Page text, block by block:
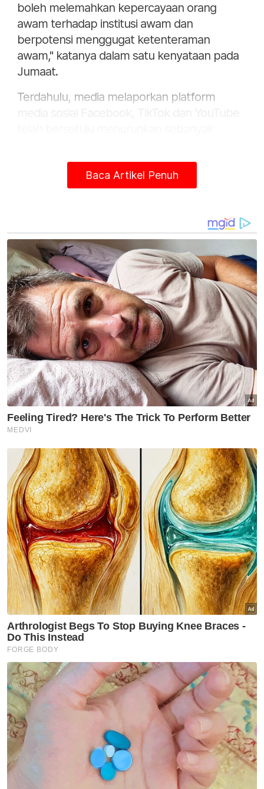
boleh melemahkan kepercayaan orang
awam terhadap institusi awam dan
berpotensi menggugat ketenteraman
awam," katanya dalam satu kenyataan pada
Jumaat.
Terdahulu, media melaporkan platform
perjudian, penipuan dalam talian, buli siber
serta penyebaran berita palsu setakat Rabu.
berkata, jumlah itu merupakan sebahagian
daripada keseluruhan 174,473 kandungan
dalam talian yang dimohon untuk diturunkan
sepanjang tahun ini.
Kenyataan itu turut menjelaskan, SKMM
telah melaksanakan pelbagai pendekatan
termasuk sesi rundingan dengan penyedia
platform media sosial.
"Bagaimanapun, tahap pematuhan dalam
kalangan penyedia platform masih berada
pada tahap tidak memuaskan, meskipun
usaha berterusan telah dilakukan.
Bagaimanapun, menurut kenyataan itu,
suruhanjaya terbabit kekal komited dalam
usaha melindungi orang awam daripada
ancaman kandungan berbahaya.
Artikel Berkaitan:
Iran desak PBB ambil tindakan tegas terhadap
pencerobohan Israel
Bunyi letupan 'gegar' Shah Alam
Tindakan tegas akan dikenakan terhadap stesen
televisyen langgar garis panduan - Fahmi
Tambahnya, usaha itu bagi memastikan
Baca Artikel Penuh